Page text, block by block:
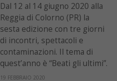
Dal 12 al 14 giugno 2020 alla
Reggia di Colorno (PR) la
sesta edizione con tre giorni
di incontri, spettacoli e
contaminazioni. Il tema di
quest’anno è “Beati gli ultimi”.
19 FEBBRAIO 2020